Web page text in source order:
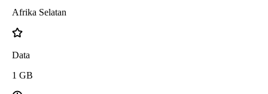
Afrika Selatan
Data
1 GB